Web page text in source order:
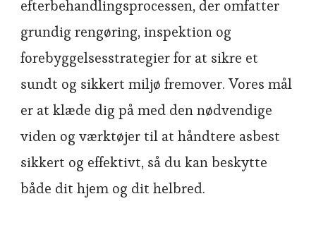
efterbehandlingsprocessen, der omfatter
grundig rengøring, inspektion og
forebyggelsesstrategier for at sikre et
sundt og sikkert miljø fremover. Vores mål
er at klæde dig på med den nødvendige
viden og værktøjer til at håndtere asbest
sikkert og effektivt, så du kan beskytte
både dit hjem og dit helbred.